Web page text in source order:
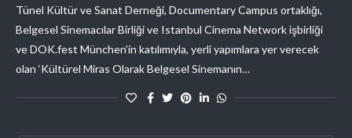
Tünel Kültür ve Sanat Derneği, Documentary Campus ortaklığı,
Belgesel Sinemacılar Birliği ve Istanbul Cinema Network işbirliği
ve DOK.fest München’in katılımıyla, yerli yapımlara yer verecek
olan ‘Kültürel Miras Olarak Belgesel Sinemanın…